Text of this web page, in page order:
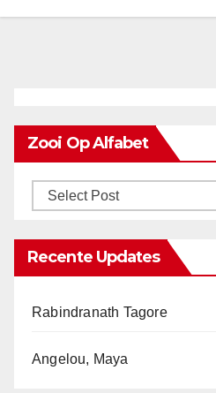
Zooi Op Alfabet
Recente Updates
Rabindranath Tagore
Angelou, Maya